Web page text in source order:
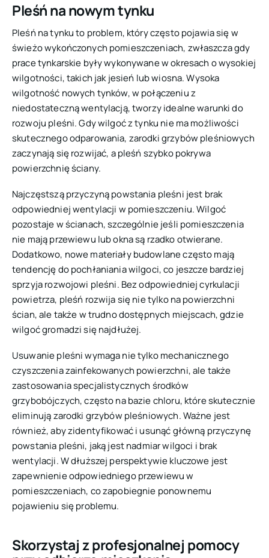
Pleśń na nowym tynku
Pleśń na tynku to problem, który często pojawia się w
świeżo wykończonych pomieszczeniach, zwłaszcza gdy
prace tynkarskie były wykonywane w okresach o wysokiej
wilgotności, takich jak jesień lub wiosna. Wysoka
wilgotność nowych tynków, w połączeniu z
niedostateczną wentylacją, tworzy idealne warunki do
rozwoju pleśni. Gdy wilgoć z tynku nie ma możliwości
skutecznego odparowania, zarodki grzybów pleśniowych
zaczynają się rozwijać, a pleśń szybko pokrywa
powierzchnię ściany.
Najczęstszą przyczyną powstania pleśni jest brak
odpowiedniej wentylacji w pomieszczeniu. Wilgoć
pozostaje w ścianach, szczególnie jeśli pomieszczenia
nie mają przewiewu lub okna są rzadko otwierane.
Dodatkowo, nowe materiały budowlane często mają
tendencję do pochłaniania wilgoci, co jeszcze bardziej
sprzyja rozwojowi pleśni. Bez odpowiedniej cyrkulacji
powietrza, pleśń rozwija się nie tylko na powierzchni
ścian, ale także w trudno dostępnych miejscach, gdzie
wilgoć gromadzi się najdłużej.
Usuwanie pleśni wymaga nie tylko mechanicznego
czyszczenia zainfekowanych powierzchni, ale także
zastosowania specjalistycznych środków
grzybobójczych, często na bazie chloru, które skutecznie
eliminują zarodki grzybów pleśniowych. Ważne jest
również, aby zidentyfikować i usunąć główną przyczynę
powstania pleśni, jaką jest nadmiar wilgoci i brak
wentylacji. W dłuższej perspektywie kluczowe jest
zapewnienie odpowiedniego przewiewu w
pomieszczeniach, co zapobiegnie ponownemu
pojawieniu się problemu.
Skorzystaj z profesjonalnej pomocy